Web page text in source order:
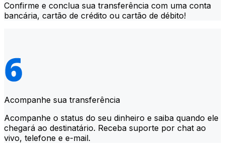
Confirme e conclua sua transferência com uma conta
bancária, cartão de crédito ou cartão de débito!
Acompanhe sua transferência
Acompanhe o status do seu dinheiro e saiba quando ele
chegará ao destinatário. Receba suporte por chat ao
vivo, telefone e e-mail.